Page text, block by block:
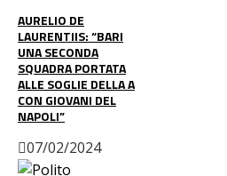
AURELIO DE
LAURENTIIS: “BARI
UNA SECONDA
SQUADRA PORTATA
ALLE SOGLIE DELLA A
CON GIOVANI DEL
NAPOLI”
07/02/2024